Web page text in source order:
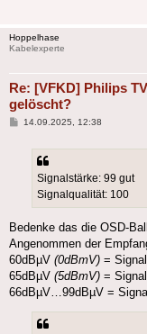
Hoppelhase
Kabelexperte
Re: [VFKD] Philips
gelöscht?
Beitrag
14.09.2025, 12:38
Signalstärke: 99 gut
Signalqualität: 100
Bedenke das die OSD-
Angenommen der
60dBµV (0dBmV) =
65dBµV (5dBmV) =
66dBµV…99dBµV =